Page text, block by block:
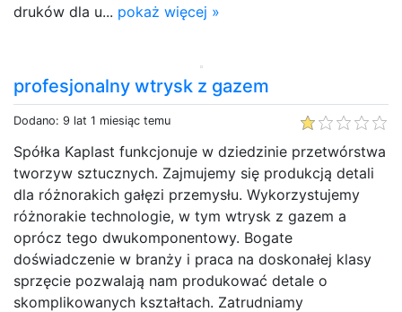
druków dla u... pokaż więcej »
profesjonalny wtrysk z gazem
Dodano: 9 lat 1 miesiąc temu
Spółka Kaplast funkcjonuje w dziedzinie przetwórstwa
tworzyw sztucznych. Zajmujemy się produkcją detali
dla różnorakich gałęzi przemysłu. Wykorzystujemy
różnorakie technologie, w tym wtrysk z gazem a
oprócz tego dwukomponentowy. Bogate
doświadczenie w branży i praca na doskonałej klasy
sprzęcie pozwalają nam produkować detale o
skomplikowanych kształtach. Zatrudniamy